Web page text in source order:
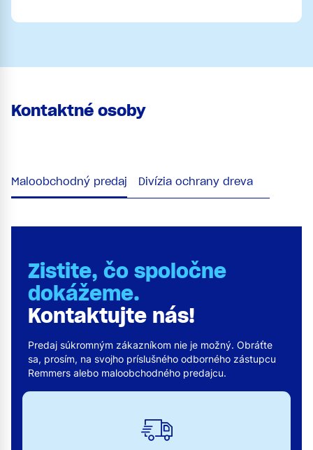
Kontaktné osoby
Maloobchodný predaj Divízia ochrany dreva
Zistite, čo spoločne
dokážeme.
Kontaktujte nás!
Predaj súkromným zákazníkom nie je možný. Obráťte
sa, prosím, na svojho príslušného odborného zástupcu
Remmers alebo maloobchodného predajcu.